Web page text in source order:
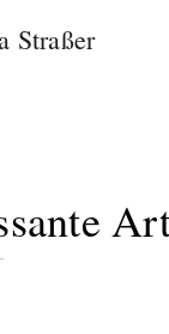
Straßer